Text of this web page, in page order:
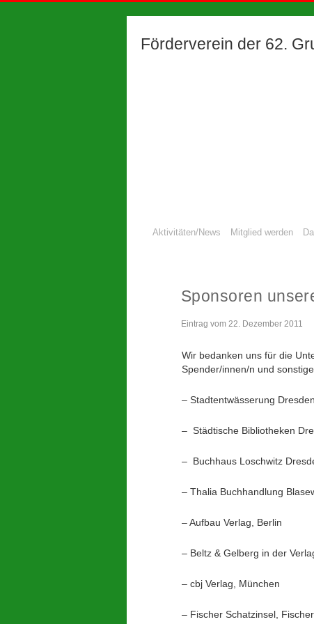
Förderverein der 62.
Aktivitäten/News Mitglied werden
Sponsoren
Eintrag vom 22. Dezember 2011
Wir bedanken uns für die
Spender/innen/n und
– Stadtentwässerung
– Städtische Bibliotheken
– Buchhaus Loschwitz
– Thalia Buchhandlung
– Aufbau Verlag, Berlin
– Beltz & Gelberg in der
– cbj Verlag, München
– Fischer Schatzinsel,